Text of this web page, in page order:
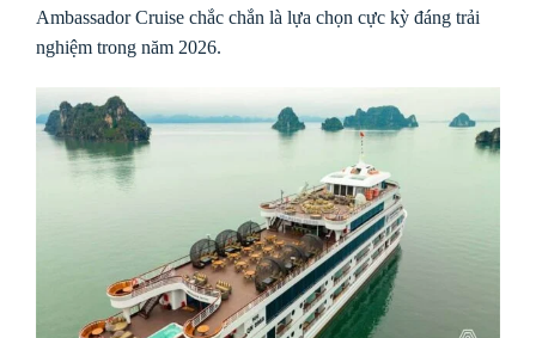
Ambassador Cruise chắc chắn là lựa chọn cực kỳ đáng trải
nghiệm trong năm 2026.